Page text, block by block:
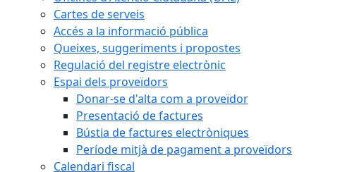
Cartes de serveis
Accés a la informació pública
Queixes, suggeriments i propostes
Regulació del registre electrònic
Espai dels proveïdors
Donar-se d'alta com a proveïdor
Presentació de factures
Bústia de factures electròniques
Període mitjà de pagament a proveïdors
Calendari fiscal